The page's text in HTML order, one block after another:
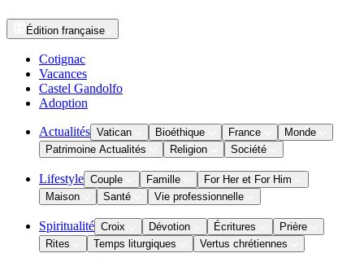
Édition française
Cotignac
Vacances
Castel Gandolfo
Adoption
Actualités Vatican Bioéthique France
Monde
Patrimoine Actualités
Religion Société
Lifestyle Couple Famille
For Her et For Him
Maison
Santé Vie professionnelle
Spiritualité Croix Dévotion Écritures
Prière
Rites
Temps liturgiques Vertus chrétiennes